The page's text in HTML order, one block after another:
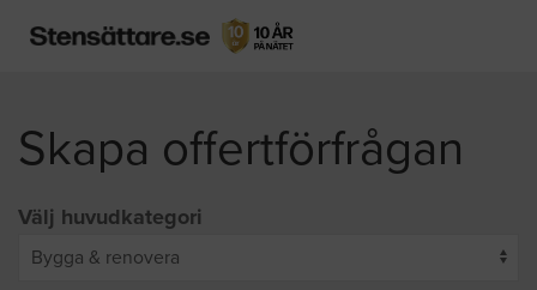
Skapa offertförfrågan
Välj huvudkategori